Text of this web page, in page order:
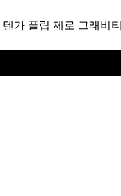
텐가 플립 제로 그래비